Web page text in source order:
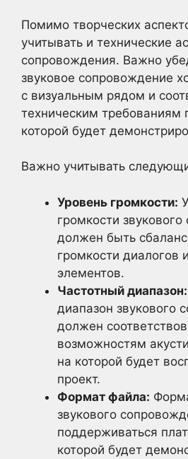
Помимо творческих
учитывать и технические
сопровождения. Важно
звуковое сопровождение
с визуальным рядом и
техническим требованиям
которой будет
Важно учитывать
Уровень громкости:
громкости
должен быть
громкости диалогов
элементов.
Частотный диапазон:
диапазон звукового
должен
возможностям
на которой будет
проект.
Формат файла:
звукового
поддерживаться
которой будет